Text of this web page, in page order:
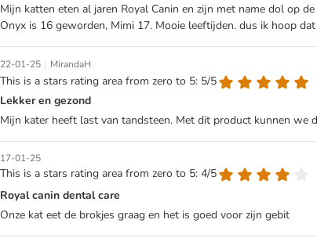
Mijn katten eten al jaren Royal Canin en zijn met name dol op
Onyx is 16 geworden, Mimi 17. Mooie leeftijden. dus ik hoop
22-01-25 | MirandaH
This is a stars rating area from zero to 5: 5/5
Lekker en gezond
Mijn kater heeft last van tandsteen. Met dit product kunnen we
17-01-25
This is a stars rating area from zero to 5: 4/5
Royal canin dental care
Onze kat eet de brokjes graag en het is goed voor zijn gebit